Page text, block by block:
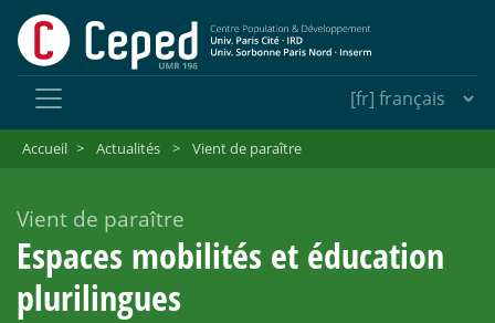
Accueil > Actualités > Vient de paraître
Vient de paraître
Espaces mobilités et éducation
plurilingues